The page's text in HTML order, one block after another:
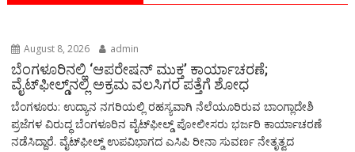
August 8, 2026 admin
ಬೆಂಗಳೂರಿನಲ್ಲಿ ‘ಆಪರೇಷನ್ ಮುಕ್ತ’ ಕಾರ್ಯಾಚರಣೆ;
ವೈಟ್‌ಫೀಲ್ಡ್‌ನಲ್ಲಿ ಅಕ್ರಮ ವಲಸಿಗರ ಪತ್ತೆಗೆ ಶೋಧ
ಬೆಂಗಳೂರು: ಉದ್ಯಾನ ನಗರಿಯಲ್ಲಿ ರಹಸ್ಯವಾಗಿ ನೆಲೆಯೂರಿರುವ ಬಾಂಗ್ಲಾದೇಶಿ
ಪ್ರಜೆಗಳ ವಿರುದ್ಧ ಬೆಂಗಳೂರಿನ ವೈಟ್‌ಫೀಲ್ಡ್ ಪೋಲೀಸರು ಭರ್ಜರಿ ಕಾರ್ಯಾಚರಣೆ
ನಡೆಸಿದ್ದಾರೆ. ವೈಟ್‌ಫೀಲ್ಡ್ ಉಪವಿಭಾಗದ ಎಸಿಪಿ ರೀನಾ ಸುವರ್ಣ ನೇತೃತ್ವದ